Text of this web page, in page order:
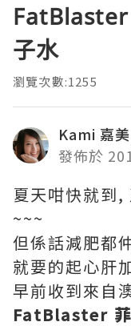
子水
瀏覽次數:1255
Kami 嘉
發佈於
夏天咁快就到,
~~~
但係話減肥都
就要的起心肝
早前收到來自
FatBlaster 菲